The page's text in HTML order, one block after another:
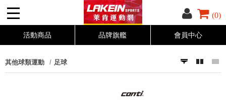
(0)
活動商品 品牌旗艦 會員中心
其他球類運動 足球